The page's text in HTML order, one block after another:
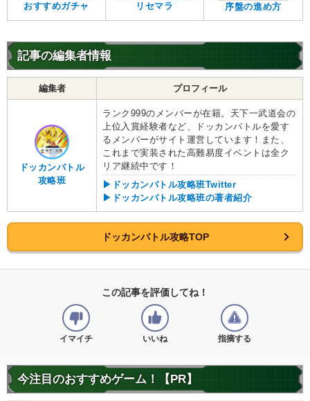
おすすめガチャ リセマラ 序盤の進め方
記事の編集者情報
編集者 プロフィール
ドッカンバトル
攻略班
ランク999のメンバーが在籍。天下一武道会の
上位入賞経験者など、ドッカンバトルを愛す
るメンバーがサイト運営しています！また、
これまで実装された高難易度イベントは全ク
リア継続中です！
▶ドッカンバトル攻略班Twitter
▶ドッカンバトル攻略班の著者紹介
ドッカンバトル攻略TOP
この記事を評価してね！
イマイチ いいね 指摘する
今注目のおすすめゲーム！【PR】